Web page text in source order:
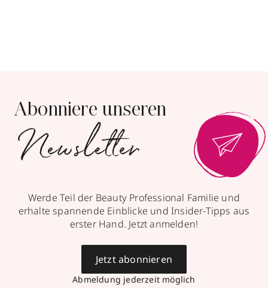
Abonniere unseren
Newsletter
Werde Teil der Beauty Professional Familie und
erhalte spannende Einblicke und Insider-Tipps aus
erster Hand. Jetzt anmelden!
Abmeldung jederzeit möglich
Jetzt abonnieren